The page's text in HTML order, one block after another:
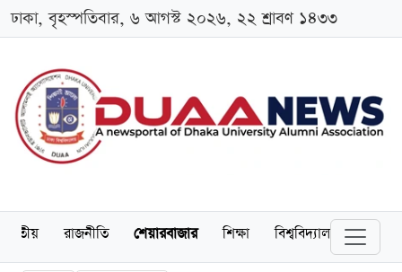
ঢাকা, বৃহস্পতিবার, ৬ আগস্ট ২০২৬, ২২ শ্রাবণ ১৪৩৩
জাতীয় রাজনীতি শেয়ারবাজার শিক্ষা বিশ্ববিদ্যালয়